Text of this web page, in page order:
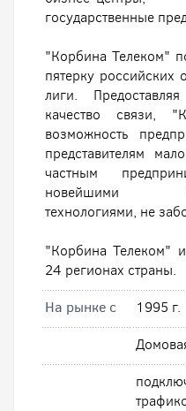
государственные
"Корбина Телеком"
пятерку российских
лиги.
качество связи,
возможность
представителям
частным
новейшими
технологиями, не
"Корбина Телеком"
24 регионах страны.
На рынке с
1995 г.